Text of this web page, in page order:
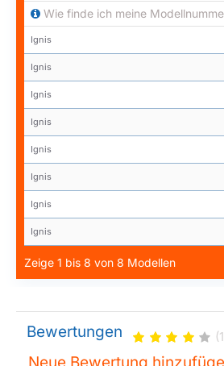
Wie finde ich meine
Ignis
Ignis
Ignis
Ignis
Ignis
Ignis
Ignis
Ignis
Zeige 1 bis 8 von 8 Modellen
Bewertungen
Neue Bewertung